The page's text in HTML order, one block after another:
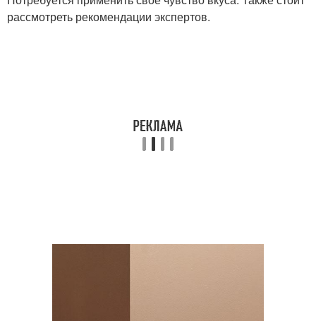
Напольный плинтус Напольные плинтусы
рассмотреть рекомендации экспертов.